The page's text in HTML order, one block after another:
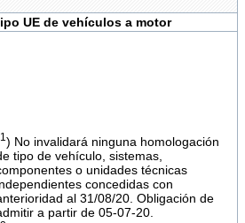
UE de vehículos a motor
1) No invalidará ninguna homologación
tipo de vehículo, sistemas,
o unidades técnicas
concedidas con
al 31/08/20. Obligación de
a partir de 05-07-20.